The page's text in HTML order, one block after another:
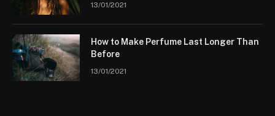
13/01/2021
How to Make Perfume Last Longer Than
Before
13/01/2021